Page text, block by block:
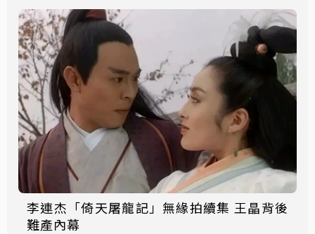
李連杰「倚天屠龍記」無緣拍續集 王晶背後
難產內幕